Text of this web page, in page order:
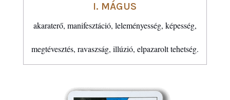
I. MÁGUS
akaraterő, manifesztáció, leleményesség, képesség,
megtévesztés, ravaszság, illúzió, elpazarolt tehetség.